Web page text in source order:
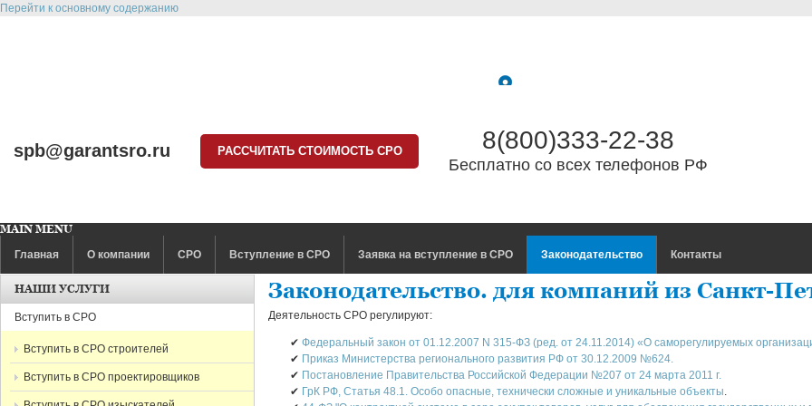
Перейти к основному содержанию
spb@garantsro.ru РАССЧИТАТЬ СТОИМОСТЬ СРО 8(800)333-22-38
Бесплатно со всех телефонов РФ
MAIN MENU
Главная
О компании СРО Вступление в СРО Заявка на вступление в СРО Законодательство Контакты
Законодательство. для компаний из Санкт-
Деятельность СРО регулируют:
✔Федеральный закон от 01.12.2007 N 315-ФЗ (ред. от 24.11.2014)«О саморегулируемых
✔ Приказ Министерства регионального развития РФ от 30.12.2009 №624.
✔ Постановление Правительства Российской Федерации №207 от 24 марта 2011 г.
✔ ГрК РФ, Статья 48.1. Особо опасные, технически сложные и уникальные объекты.
НАШИ УСЛУГИ
Вступить в СРО
Вступить в СРО строителей
Вступить в СРО проектировщиков